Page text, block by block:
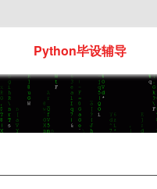
Python毕设辅导